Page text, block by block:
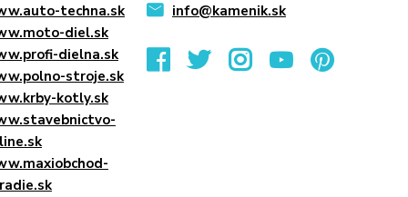
techna.sk
diel.sk
dielna.sk
stroje.sk
kotly.sk
info@kamenik.sk